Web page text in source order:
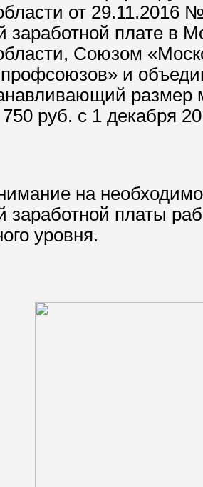
от 29.11.2016
плате в
Союзом
и
размер
руб. с 1 декабря
на
платы
уровня.